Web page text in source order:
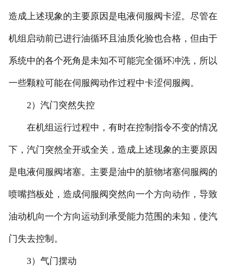
造成上述现象的主要原因是电液伺服阀卡涩。尽管在
机组启动前已进行油循环且油质化验也合格，但由于
系统中的各个死角是未知不可能完全循环冲洗，所以
一些颗粒可能在伺服阀动作过程中卡涩伺服阀。
2）汽门突然失控
在机组运行过程中，有时在控制指令不变的情况
下，汽门突然全开或全关，造成上述现象的主要原因
是电液伺服阀堵塞。主要是油中的脏物堵塞伺服阀的
喷嘴挡板处，造成伺服阀突然向一个方向动作，导致
油动机向一个方向运动到承受能力范围的未知，使汽
门失去控制。
3）气门摆动